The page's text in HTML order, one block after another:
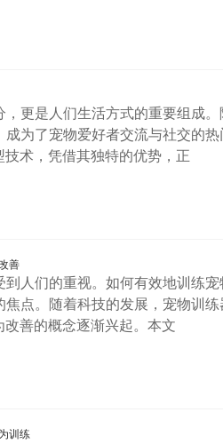
更是人们生活方式的重要组成。
为了宠物爱好者交流与社交的热
术，凭借其独特的优势，正
善
人们的重视。如何有效地训练宠
点。随着科技的发展，宠物训练
善的概念逐渐兴起。本文
训练